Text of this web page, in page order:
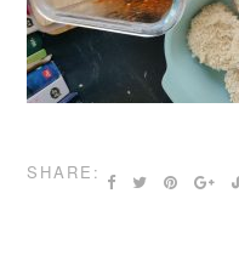
SHARE: